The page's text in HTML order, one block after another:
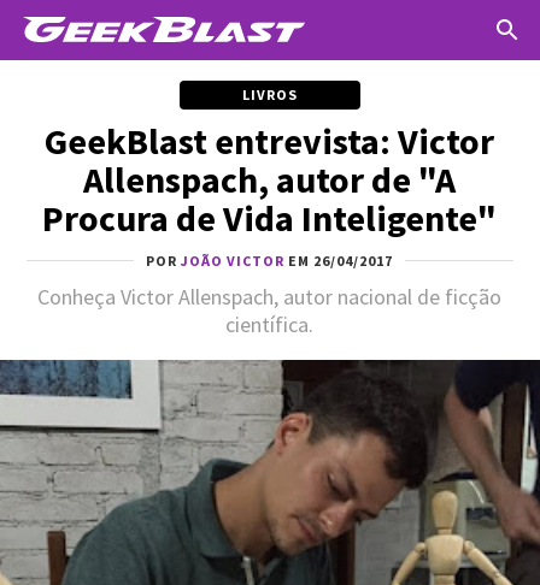
LIVROS
GeekBlast entrevista: Victor
Allenspach, autor de "A
Procura de Vida Inteligente"
PORJOÃO VICTOR EM 26/04/2017
Conheça Victor Allenspach, autor nacional de ficção
científica.